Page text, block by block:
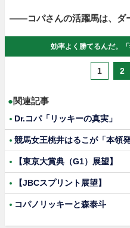
――コパさんの活躍馬は、ダ
効率よく勝てるんだ。
1 2
●関連記事
Dr.コパ「リッキーの真実」
競馬女王桃井はるこが「本領
【東京大賞典（G1）展望】
【JBCスプリント展望】
コパノリッキーと森泰斗